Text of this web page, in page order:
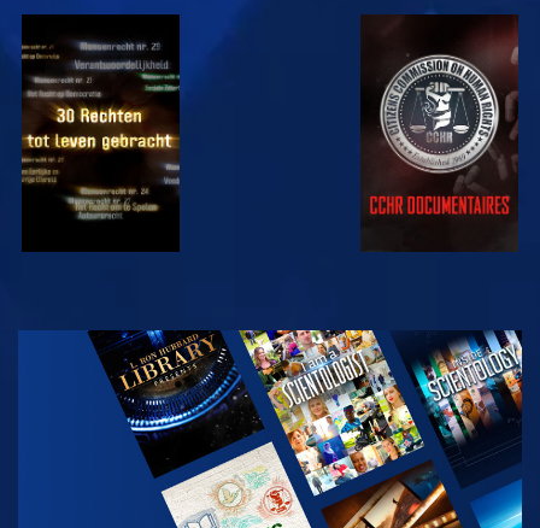
KIJK KIJK
KIJK
VERKEN DE
SERIE